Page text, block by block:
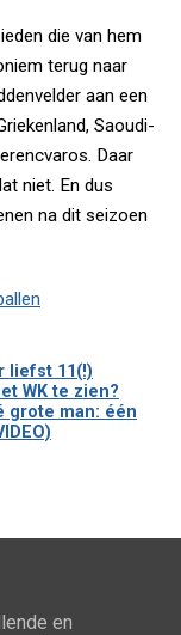
die van hem
terug naar
aan een
Saoudi-
Daar
niet. En dus
na dit seizoen
liefst 11(!)
WK te zien?
grote man: één
en